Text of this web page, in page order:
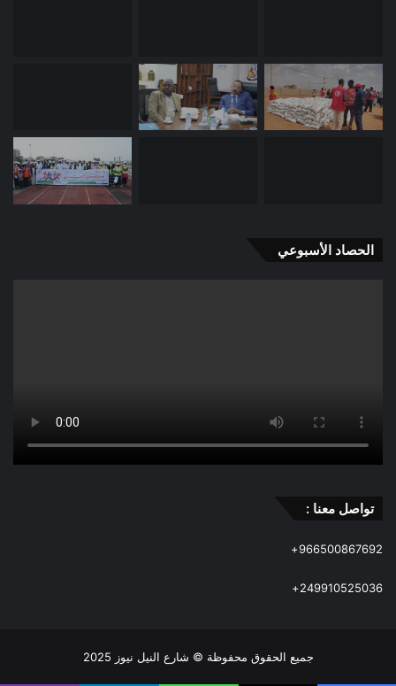
الحصاد الأسبوعي
تواصل معنا :
966500867692+
249910525036+
جميع الحقوق محفوظة © شارع النيل نيوز 2025